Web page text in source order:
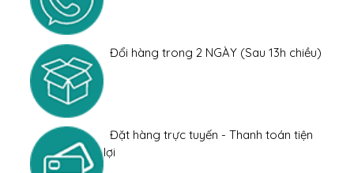
Đổi hàng trong 2 NGÀY (Sau 13h chiều)
Đặt hàng trực tuyến - Thanh toán tiện
lợi